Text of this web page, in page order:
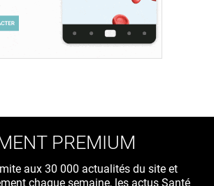
PREMIUM
aux 30 000 actualités du site et
chaque semaine, les actus Santé